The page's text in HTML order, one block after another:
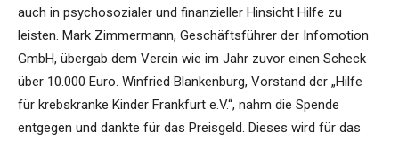
auch in psychosozialer und finanzieller Hinsicht Hilfe zu
leisten. Mark Zimmermann, Geschäftsführer der Infomotion
GmbH, übergab dem Verein wie im Jahr zuvor einen Scheck
über 10.000 Euro. Winfried Blankenburg, Vorstand der „Hilfe
für krebskranke Kinder Frankfurt e.V.“, nahm die Spende
entgegen und dankte für das Preisgeld. Dieses wird für das